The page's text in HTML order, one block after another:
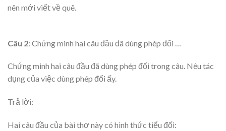
nên mới viết về quê.
Câu 2: Chứng minh hai câu đầu đã dùng phép đối …
Chứng minh hai câu đầu đã dùng phép đối trong câu. Nêu tác
dụng của việc dùng phép đối ấy.
Trả lời:
Hai câu đầu của bài thơ này có hình thức tiểu đối: